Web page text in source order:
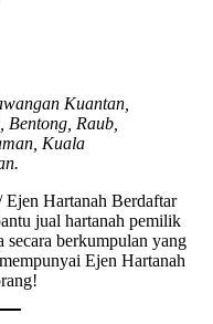
Kuantan,
Bentong, Raub,
Kuala
Hartanah Berdaftar
jual hartanah pemilik
secara berkumpulan yang
Ejen Hartanah